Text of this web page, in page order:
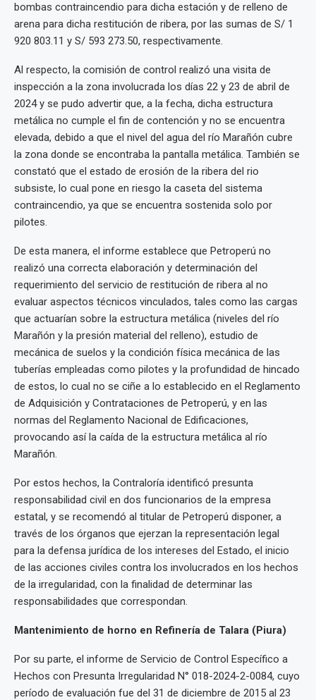
bombas contraincendio para dicha estación y de relleno de
arena para dicha restitución de ribera, por las sumas de S/ 1
920 803.11 y S/ 593 273.50, respectivamente.
Al respecto, la comisión de control realizó una visita de
inspección a la zona involucrada los días 22 y 23 de abril de
2024 y se pudo advertir que, a la fecha, dicha estructura
metálica no cumple el fin de contención y no se encuentra
elevada, debido a que el nivel del agua del río Marañón cubre
la zona donde se encontraba la pantalla metálica. También se
constató que el estado de erosión de la ribera del rio
subsiste, lo cual pone en riesgo la caseta del sistema
contraincendio, ya que se encuentra sostenida solo por
pilotes.
De esta manera, el informe establece que Petroperú no
realizó una correcta elaboración y determinación del
requerimiento del servicio de restitución de ribera al no
evaluar aspectos técnicos vinculados, tales como las cargas
que actuarían sobre la estructura metálica (niveles del río
Marañón y la presión material del relleno), estudio de
mecánica de suelos y la condición física mecánica de las
tuberías empleadas como pilotes y la profundidad de hincado
de estos, lo cual no se ciñe a lo establecido en el Reglamento
de Adquisición y Contrataciones de Petroperú, y en las
normas del Reglamento Nacional de Edificaciones,
provocando así la caída de la estructura metálica al río
Marañón.
Por estos hechos, la Contraloría identificó presunta
responsabilidad civil en dos funcionarios de la empresa
estatal, y se recomendó al titular de Petroperú disponer, a
través de los órganos que ejerzan la representación legal
para la defensa jurídica de los intereses del Estado, el inicio
de las acciones civiles contra los involucrados en los hechos
de la irregularidad, con la finalidad de determinar las
responsabilidades que correspondan.
Mantenimiento de horno en Refinería de Talara (Piura)
Por su parte, el informe de Servicio de Control Específico a
Hechos con Presunta Irregularidad N° 018-2024-2-0084, cuyo
período de evaluación fue del 31 de diciembre de 2015 al 23